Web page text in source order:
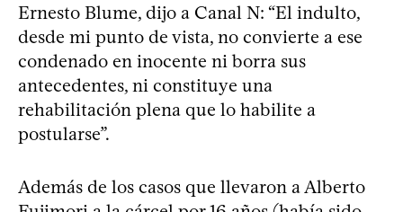
Ernesto Blume, dijo a Canal N: “El indulto,
desde mi punto de vista, no convierte a ese
condenado en inocente ni borra sus
antecedentes, ni constituye una
rehabilitación plena que lo habilite a
postularse”.
Además de los casos que llevaron a Alberto